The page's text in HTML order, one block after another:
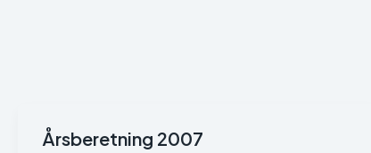
Årsberetning 2007